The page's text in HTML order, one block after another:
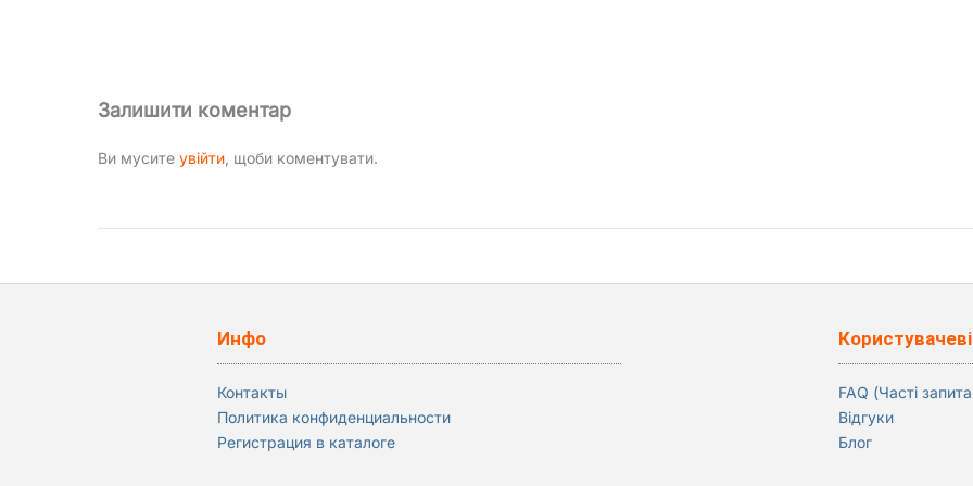
Залишити коментар
Ви мусите увійти , щоби коментувати.
Инфо
Контакты
Политика конфиденциальности
Регистрация в каталоге
Користувачеві
FAQ (Часті
Відгуки
Блог